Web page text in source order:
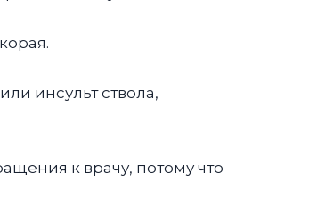
инсульт ствола,
к врачу, потому что